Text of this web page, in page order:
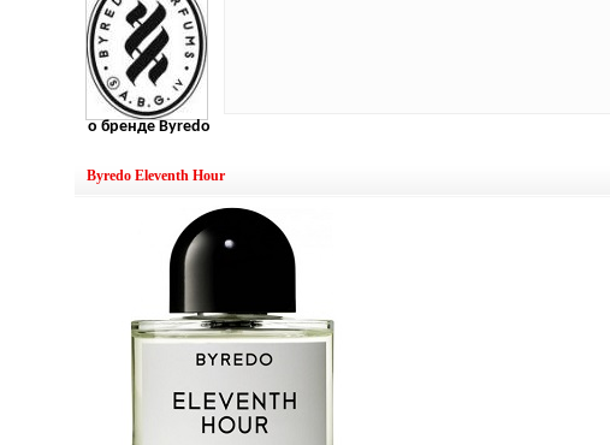
о бренде Byredo
Byredo Eleventh Hour